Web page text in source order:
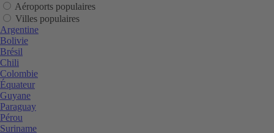
Aéroports populaires
Villes populaires
Argentine
Bolivie
Brésil
Chili
Colombie
Équateur
Guyane
Paraguay
Pérou
Suriname